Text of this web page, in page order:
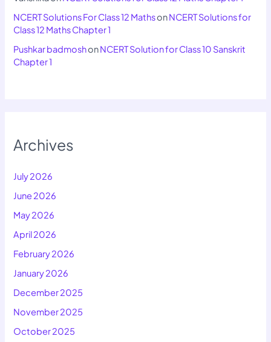
NCERT Solutions For Class 12 MathsonNCERT Solutions for
Class 12 Maths Chapter 1
Pushkar badmoshonNCERT Solution for Class 10 Sanskrit
Chapter 1
Archives
July 2026
June 2026
May 2026
April 2026
February 2026
January 2026
December 2025
November 2025
October 2025